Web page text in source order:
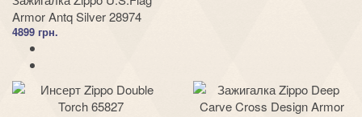
Armor Antq Silver 28974
4899 грн.